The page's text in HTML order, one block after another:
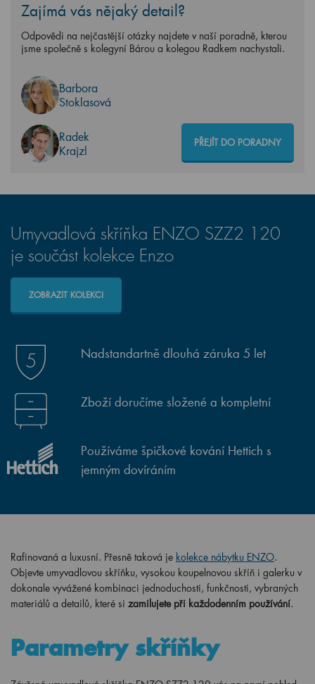
Zajímá vás nějaký detail?
Odpovědi na nejčastější otázky najdete v naší poradně, kterou
jsme společně s kolegyní Bárou a kolegou Radkem nachystali.
Barbora
Stoklasová
Radek
Krajzl
PŘEJÍT DO PORADNY
Umyvadlová skříňka ENZO SZZ2 120
je součást kolekce Enzo
ZOBRAZIT KOLEKCI
Nadstandartně dlouhá záruka 5 let
Zboží doručíme složené a kompletní
Používáme špičkové kování Hettich s
jemným dovíráním
Rafinovaná a luxusní. Přesně taková je kolekce nábytku ENZO.
Objevte umyvadlovou skříňku, vysokou koupelnovou skříň i galerku v
dokonale vyvážené kombinaci jednoduchosti, funkčnosti, vybraných
materiálů a detailů, které si zamilujete při každodenním používání.
Parametry skříňky